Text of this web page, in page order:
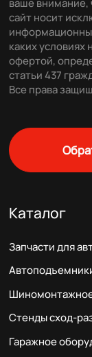
ваше внимание,
сайт носит
каких условиях
офертой,
статьи 437
Все права
Каталог
Запчасти для
Стенды сход-
Гаражное